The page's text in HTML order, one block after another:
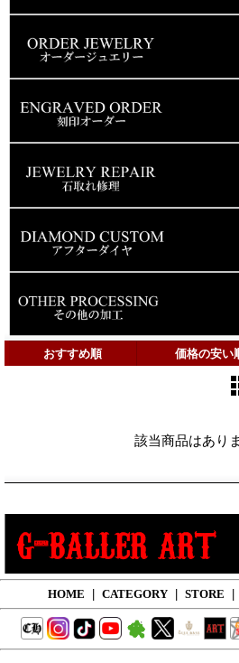
おすすめ順 価格の安い
該当商品はあり
HOME CATEGORY STORE